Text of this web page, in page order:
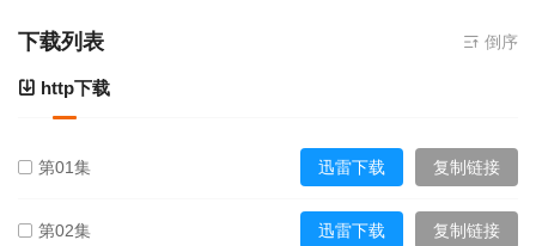
第07集
第10集
第13集 第15集
第16集 第18集
下载列表 倒序
http下载
第01集 迅雷下载 复制链接
第02集 迅雷下载 复制链接